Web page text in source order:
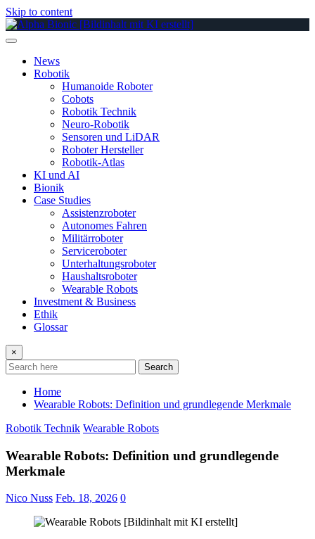
Skip to content
News
Robotik
Humanoide Roboter
Cobots
Robotik Technik
Neuro-Robotik
Sensoren und LiDAR
Roboter Hersteller
Robotik-Atlas
KI und AI
Bionik
Case Studies
Assistenzroboter
Autonomes Fahren
Militärroboter
Serviceroboter
Unterhaltungsroboter
Haushaltsroboter
Wearable Robots
Investment & Business
Ethik
Glossar
×
Search
Home
Wearable Robots: Definition und grundlegende Merkmale
Robotik Technik Wearable Robots
Wearable Robots: Definition und grundlegende
Merkmale
Nico Nuss Feb. 18, 2026 0